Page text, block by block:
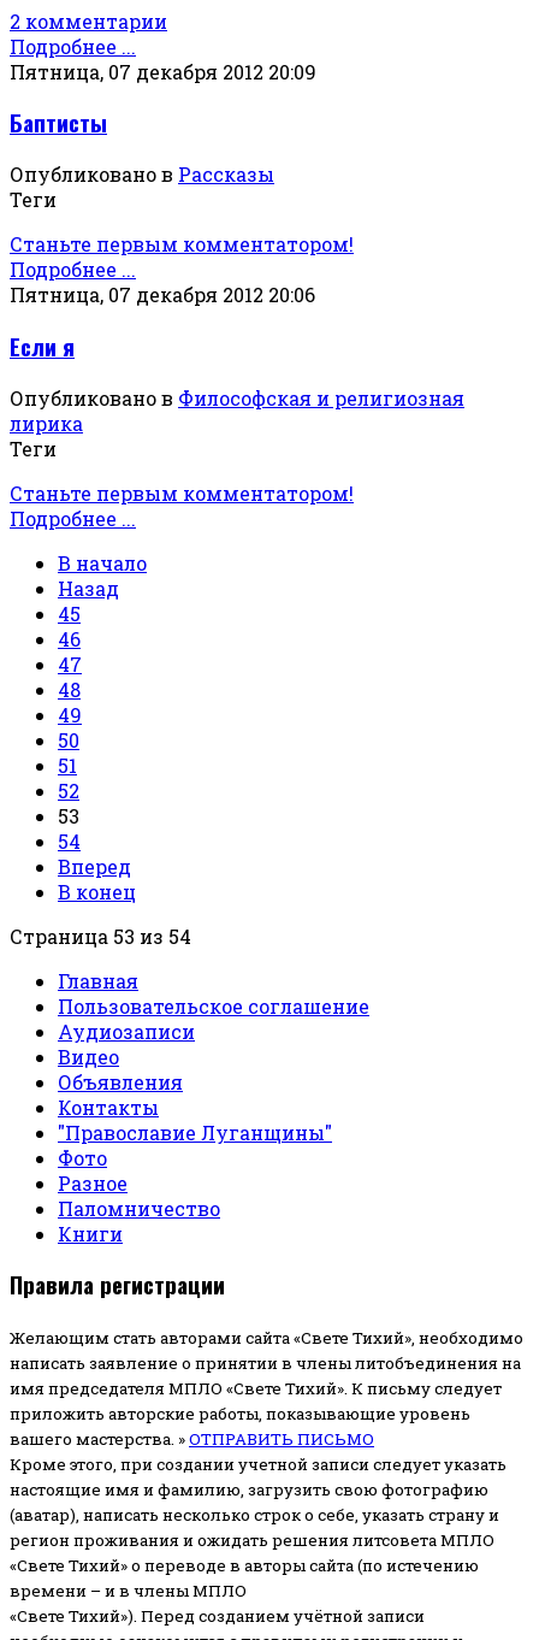
2 комментарии
Подробнее ...
Пятница, 07 декабря 2012 20:09
Баптисты
Опубликовано в Рассказы
Теги
Станьте первым комментатором!
Подробнее ...
Пятница, 07 декабря 2012 20:06
Если я
Опубликовано в Философская и религиозная
лирика
Теги
Станьте первым комментатором!
Подробнее ...
В начало
Назад
45
46
47
48
49
50
51
52
53
54
Вперед
В конец
Страница 53 из 54
Главная
Пользовательское соглашение
Аудиозаписи
Видео
Объявления
Контакты
"Православие Луганщины"
Фото
Разное
Паломничество
Книги
Правила регистрации
Желающим стать авторами сайта «Свете Тихий», необходимо
написать заявление о принятии в члены литобъединения на
имя председателя МПЛО «Свете Тихий». К письму следует
приложить авторские работы, показывающие уровень
вашего мастерства. »ОТПРАВИТЬ ПИСЬМО
Кроме этого, при создании учетной записи следует указать
настоящие имя и фамилию, загрузить свою фотографию
(аватар), написать несколько строк о себе, указать страну и
регион проживания и ожидать решения литсовета МПЛО
«Свете Тихий» о переводе в авторы сайта (по истечению
времени – и в члены МПЛО
«Свете Тихий»). Перед созданием учётной записи